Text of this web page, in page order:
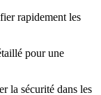
rapidement les
pour une
la sécurité dans les